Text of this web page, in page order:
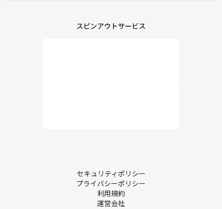
スピンアウトサービス
セキュリティポリシー
プライバシーポリシー
利用規約
運営会社